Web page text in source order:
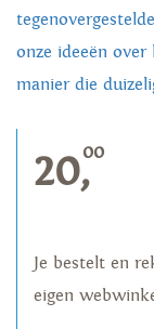
onze ideeën
manier die
20,00
Je bestelt en
eigen